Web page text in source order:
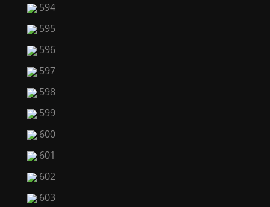
594
595
596
597
598
599
600
601
602
603